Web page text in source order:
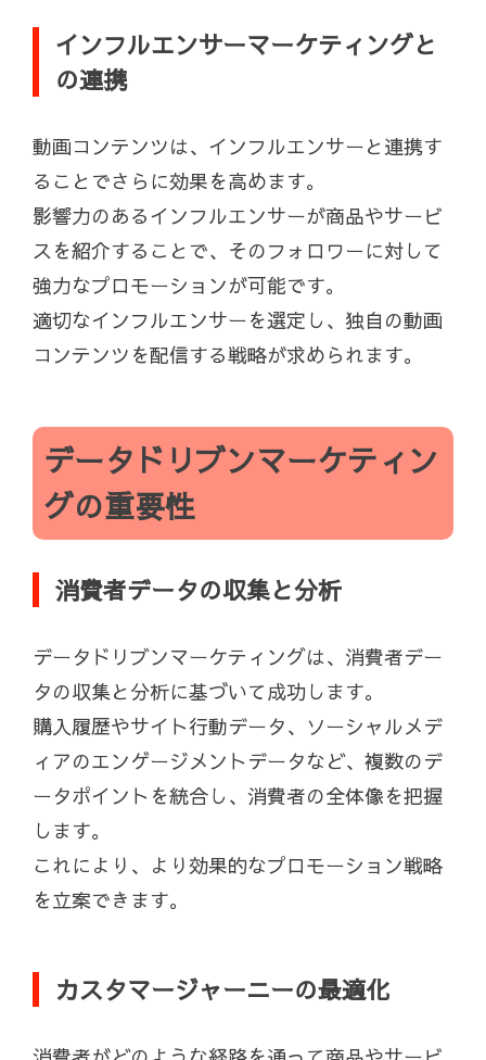
インフルエンサーマーケティングと
の連携
動画コンテンツは、インフルエンサーと連携す
ることでさらに効果を高めます。
影響力のあるインフルエンサーが商品やサービ
スを紹介することで、そのフォロワーに対して
強力なプロモーションが可能です。
適切なインフルエンサーを選定し、独自の動画
コンテンツを配信する戦略が求められます。
データドリブンマーケティン
グの重要性
消費者データの収集と分析
データドリブンマーケティングは、消費者デー
タの収集と分析に基づいて成功します。
購入履歴やサイト行動データ、ソーシャルメデ
ィアのエンゲージメントデータなど、複数のデ
ータポイントを統合し、消費者の全体像を把握
します。
これにより、より効果的なプロモーション戦略
を立案できます。
カスタマージャーニーの最適化